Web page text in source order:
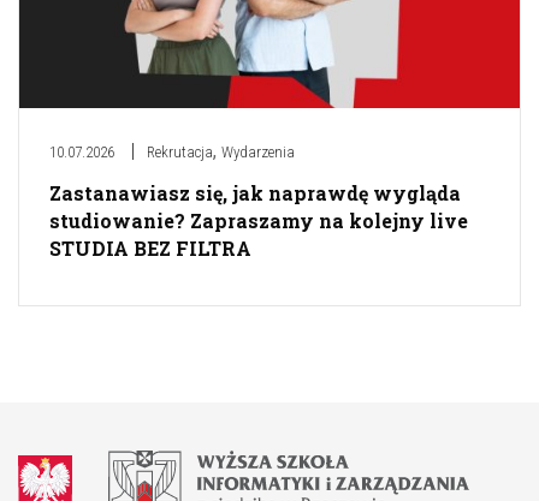
10.07.2026 Rekrutacja, Wydarzenia
Zastanawiasz się, jak naprawdę wygląda
studiowanie? Zapraszamy na kolejny live
STUDIA BEZ FILTRA